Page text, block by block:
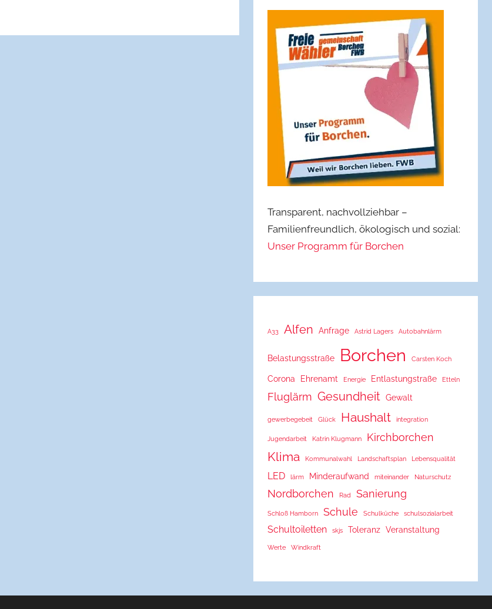
Transparent, nachvollziehbar –
Familienfreundlich, ökologisch und sozial:
Unser Programm für Borchen
A33 Alfen Anfrage Astrid Lagers Autobahnlärm
Belastungsstraße Borchen Carsten Koch
Corona Ehrenamt Energie Entlastungstraße Etteln
Fluglärm Gesundheit Gewalt
gewerbegebeit Glück Haushalt integration
Jugendarbeit Katrin Klugmann Kirchborchen
Klima Kommunalwahl Landschaftsplan Lebensqualität
LED lärm Minderaufwand miteinander Naturschutz
Nordborchen Rad Sanierung
Schloß Hamborn Schule Schulküche schulsozialarbeit
Schultoiletten skjs Toleranz Veranstaltung
Werte Windkraft